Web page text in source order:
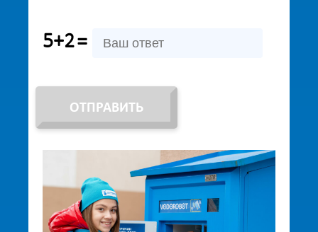
5+2=
ОТПРАВИТЬ